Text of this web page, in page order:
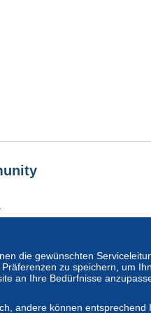
die gewünschten
zu speichern, um
an Ihre Bedürfnisse
andere können entsprechend